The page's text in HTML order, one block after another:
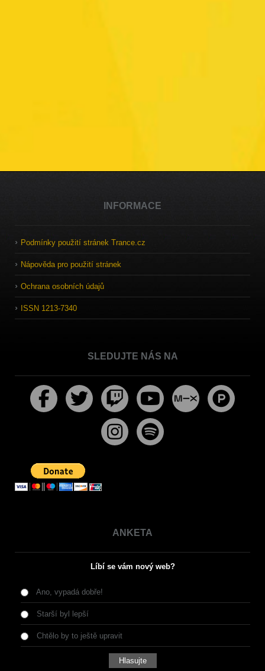
INFORMACE
Podmínky použití stránek Trance.cz
Nápověda pro použití stránek
Ochrana osobních údajů
ISSN 1213-7340
SLEDUJTE NÁS NA
ANKETA
Líbí se vám nový web?
Ano, vypadá dobře!
Starší byl lepší
Chtělo by to ještě upravit